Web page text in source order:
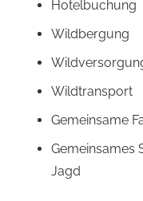
Hotelbuchung
Wildbergung
Wildtransport
Gemeinsame
Gemeinsames
Jagd